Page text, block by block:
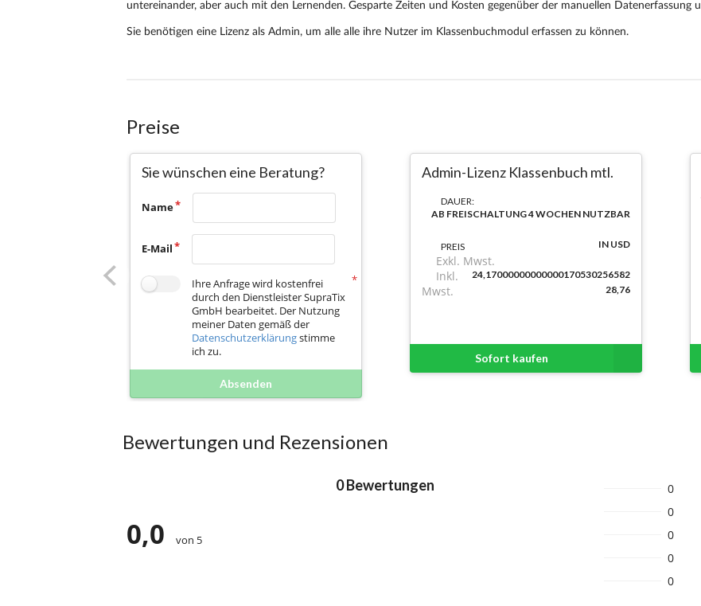
Preise
Sie wünschen eine Beratung?
Name
E-Mail
Ihre Anfrage wird kostenfrei
durch den Dienstleister SupraTix
GmbH bearbeitet. Der Nutzung
meiner Daten gemäß der
Datenschutzerklärungstimme
ich zu.
Absenden
Admin-Lizenz Klassenbuch mtl.
DAUER:
AB FREISCHALTUNG 4 WOCHEN NUTZBAR
PREIS IN USD
Exkl. Mwst.
24,17000000000000170530256582
Inkl.
Mwst.
28,76
Sofort kaufen
Bewertungen und Rezensionen
0,0 von 5
0 Bewertungen
0
0
0
0
0